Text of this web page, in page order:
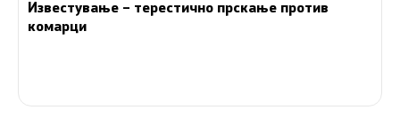
Известување – терестично прскање против
комарци